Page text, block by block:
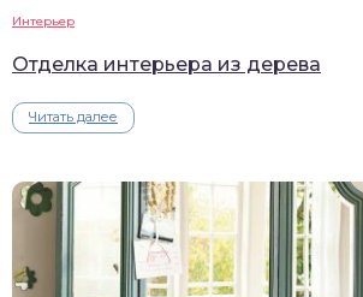
Интерьер
Отделка интерьера из дерева
Читать далее